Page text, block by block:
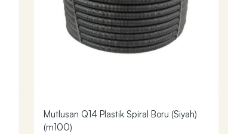
Mutlusan Q14 Plastik Spiral Boru (Siyah)
(m100)